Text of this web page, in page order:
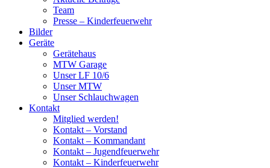
Team
Presse – Kinderfeuerwehr
Bilder
Geräte
Gerätehaus
MTW Garage
Unser LF 10/6
Unser MTW
Unser Schlauchwagen
Kontakt
Mitglied werden!
Kontakt – Vorstand
Kontakt – Kommandant
Kontakt – Jugendfeuerwehr
Kontakt – Kinderfeuerwehr